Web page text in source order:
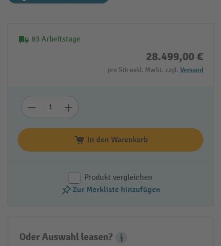
83 Arbeitstage
28.499,00 €
pro Stk exkl. MwSt. zzgl. Versand
In den Warenkorb
Produkt vergleichen
Zur Merkliste hinzufügen
Oder Auswahl leasen?
Leasing Popover